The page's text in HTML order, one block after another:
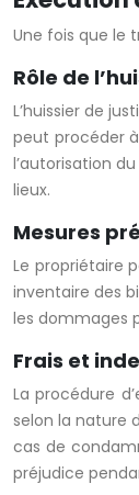
Une fois que le
Rôle de
L’huissier de
peut procéder
l’autorisation
lieux.
Mesures
Le propriétaire
inventaire des
les dommages
Frais et
La procédure
selon la nature
cas de
préjudice